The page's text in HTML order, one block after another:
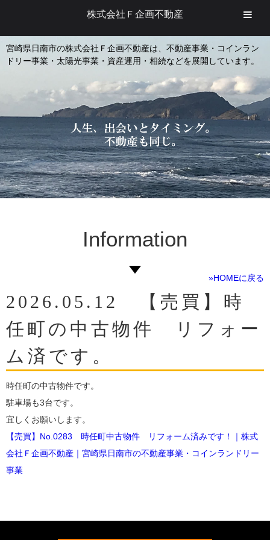
宮崎県日南市の株式会社Ｆ企画不動産は、不動産事業・コインラン
ドリー事業・太陽光事業・資産運用・相続などを展開しています。
Information
»HOMEに戻る
2026.05.12 【売買】時
任町の中古物件 リフォー
ム済です。
時任町の中古物件です。
駐車場も3台です。
宜しくお願いします。
【売買】No.0283 時任町中古物件 リフォーム済みです！｜株式
会社Ｆ企画不動産｜宮崎県日南市の不動産事業・コインランドリー
事業
株式会社Ｆ企画不動産